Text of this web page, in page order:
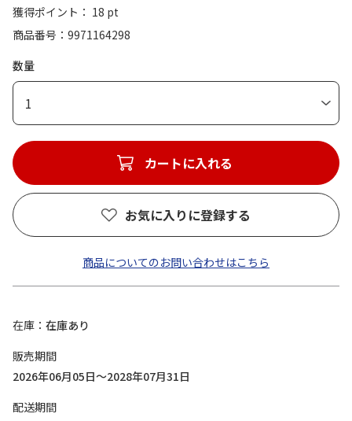
獲得ポイント： 18 pt
商品番号
9971164298
数量
1
カートに入れる
お気に入りに登録する
商品についてのお問い合わせはこちら
在庫
在庫あり
販売期間
2026年06月05日～2028年07月31日
配送期間